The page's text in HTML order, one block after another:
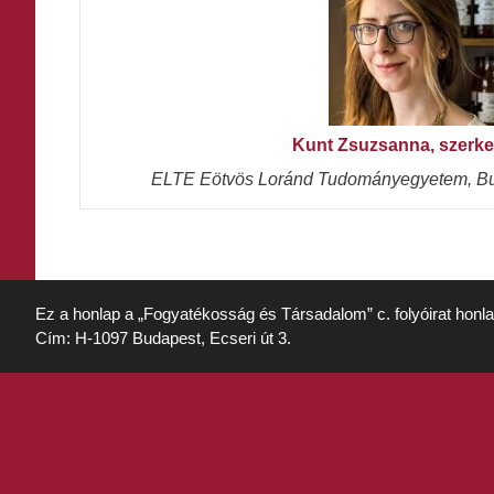
Kunt Zsuzsanna,
ELTE Eötvös Loránd Tudományegyetem,
Ez a honlap a „Fogyatékosság és Társadalom” c. folyóirat
Cím: H-1097 Budapest, Ecseri út 3.